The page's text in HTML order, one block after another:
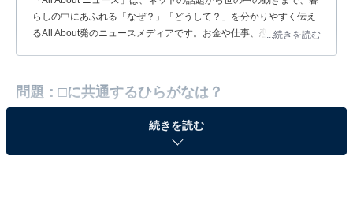
らしの中にあふれる「なぜ？」「どうして？」を分かりやすく伝え
るAll About発のニュースメディアです。お金や仕事、恋愛、ITに関
...続きを読む
問題：□に共通するひらがなは？
続きを読む